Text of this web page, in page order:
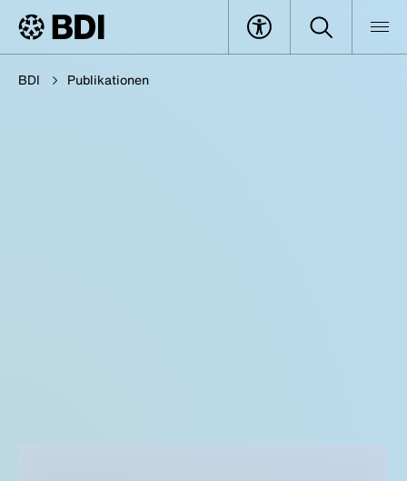
BDI Publikationen